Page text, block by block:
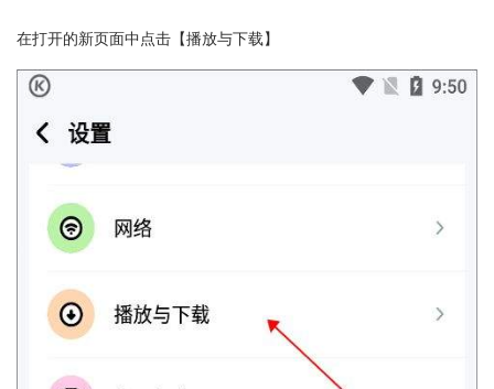
在打开的新页面中点击【播放与下载】